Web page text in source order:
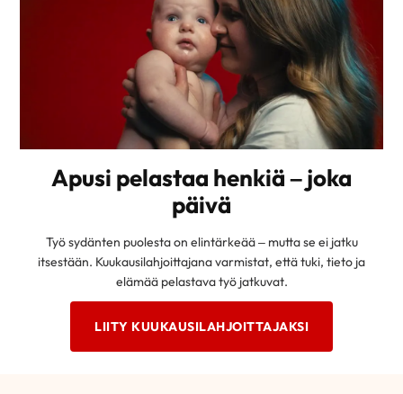
Apusi pelastaa henkiä – joka
päivä
Työ sydänten puolesta on elintärkeää – mutta se ei jatku
itsestään. Kuukausilahjoittajana varmistat, että tuki, tieto ja
elämää pelastava työ jatkuvat.
LIITY KUUKAUSILAHJOITTAJAKSI